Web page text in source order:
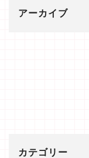
アーカイブ
カテゴリー